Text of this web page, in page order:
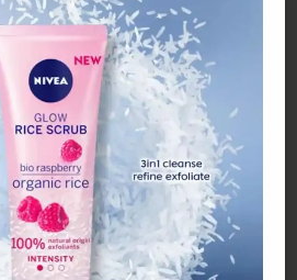
tunjukkan perubahan dalam
bahagia pada saat ini, tetapi perlu
MOTIVASI supaya dia dapat
baik dia.
seperti pujian pada usaha